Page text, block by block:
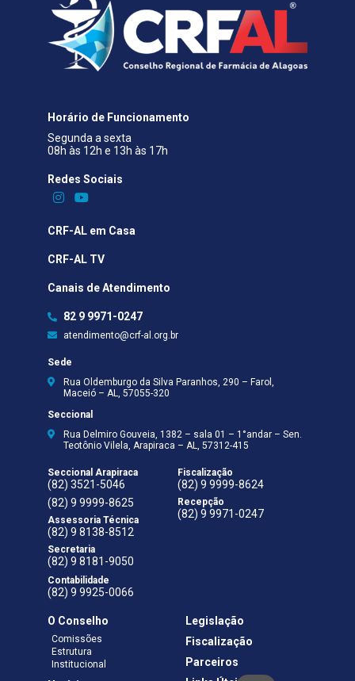
Horário de Funcionamento
Segunda a sexta
08h às 12h e 13h às 17h
Redes Sociais​
CRF-AL em Casa
CRF-AL TV
Canais de Atendimento
82 9 9971-0247
atendimento@crf-al.org.br
Sede
Rua Oldemburgo da Silva Paranhos, 290 – Farol,
Maceió – AL, 57055-320
Seccional
Rua Delmiro Gouveia, 1382 – sala 01 – 1°andar – Sen.
Teotônio Vilela, Arapiraca – AL, 57312-415
Seccional Arapiraca
(82) 3521-5046
(82) 9 9999-8625
Assessoria Técnica
(82) 9 8138-8512
Secretaria
(82) 9 8181-9050
Contabilidade
(82) 9 9925-0066
Fiscalização
(82) 9 9999-8624
Recepção
(82) 9 9971-0247
O Conselho
Comissões
Estrutura
Institucional
Legislação
Fiscalização
Parceiros